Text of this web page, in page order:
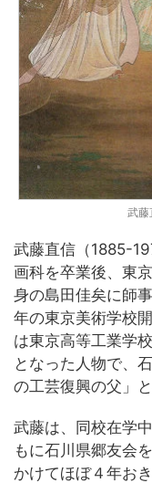
武藤
武藤直信（1885-
画科を卒業後、東
身の島田佳矣に師
年の東京美術学校
は東京高等工業学
となった人物で、
の工芸復興の父」
武藤は、同校在学
もに石川県郷友会
かけてほぼ４年お